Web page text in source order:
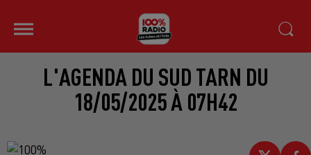
L'AGENDA DU SUD TARN DU
18/05/2025 À 07H42